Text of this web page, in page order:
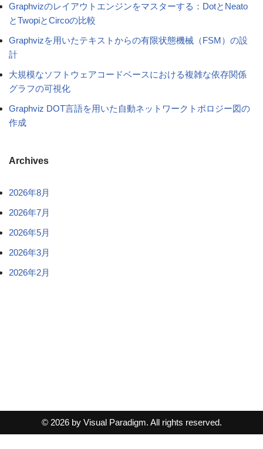
Graphvizのレイアウトエンジンをマスターする：DotとNeato
とTwopiとCircoの比較
Graphvizを用いたテキストからの有限状態機械（FSM）の設
計
大規模なソフトウェアコードベースにおける複雑な依存関係
グラフの可視化
Graphviz DOT言語を用いた自動ネットワークトポロジー図の
作成
Archives
2026年8月
2026年7月
2026年5月
2026年3月
2026年2月
© 2026 by Visual Paradigm. All rights reserved.